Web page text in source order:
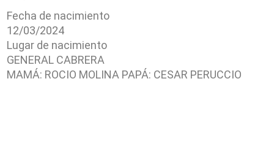
Fecha de nacimiento
12/03/2024
Lugar de nacimiento
GENERAL CABRERA
MAMÁ: ROCIO MOLINA PAPÁ: CESAR PERUCCIO